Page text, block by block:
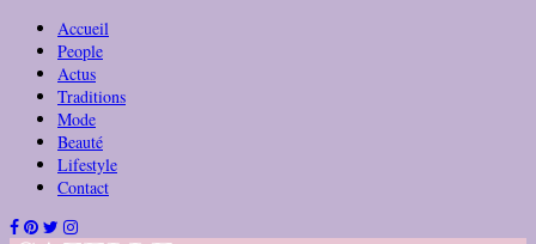
Accueil
People
Actus
Traditions
Mode
Beauté
Lifestyle
Contact